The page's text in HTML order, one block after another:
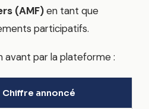
(AMF)en tant que
participatifs.
avant par la plateforme :
Chiffre annoncé